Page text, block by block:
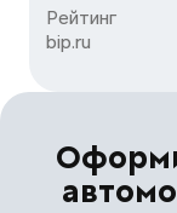
Рейтинг
bip.ru